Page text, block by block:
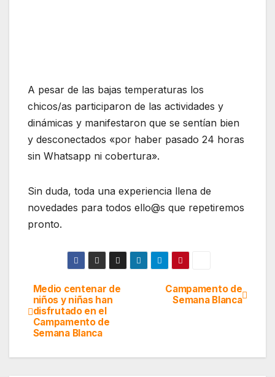
A pesar de las bajas temperaturas los
chicos/as participaron de las actividades y
dinámicas y manifestaron que se sentían bien
y desconectados «por haber pasado 24 horas
sin Whatsapp ni cobertura».
Sin duda, toda una experiencia llena de
novedades para todos ello@s que repetiremos
pronto.
Navegación
de
Campamento de
Semana Blanca
Medio centenar de
niños y niñas han
disfrutado en el
Campamento de
Semana Blanca